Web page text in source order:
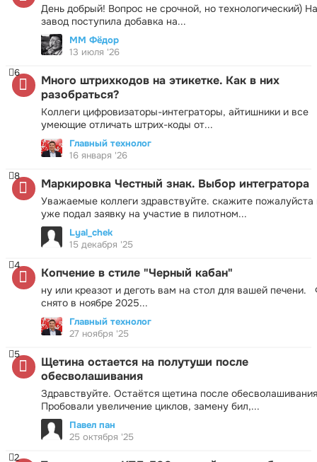
День добрый! Вопрос не срочной, но технологический) На
завод поступила добавка на...
ММ Фёдор
13 июля '26
Много штрихкодов на этикетке. Как в них
разобраться?
Коллеги цифровизаторы-интеграторы, айтишники и все
умеющие отличать штрих-коды от...
6
Главный технолог
16 января '26
Маркировка Честный знак. Выбор интегратора
Уважаемые коллеги здравствуйте. скажите пожалуйста
уже подал заявку на участие в пилотном...
8
Lyal_chek
15 декабря '25
Копчение в стиле "Черный кабан"
ну или креазот и деготь вам на стол для вашей печени.
снято в ноябре 2025...
4
Главный технолог
27 ноября '25
Щетина остается на полутуши после
обесволашивания
Здравствуйте. Остаётся щетина после
Пробовали увеличение циклов, замену бил,...
5
Павел пан
25 октября '25
2